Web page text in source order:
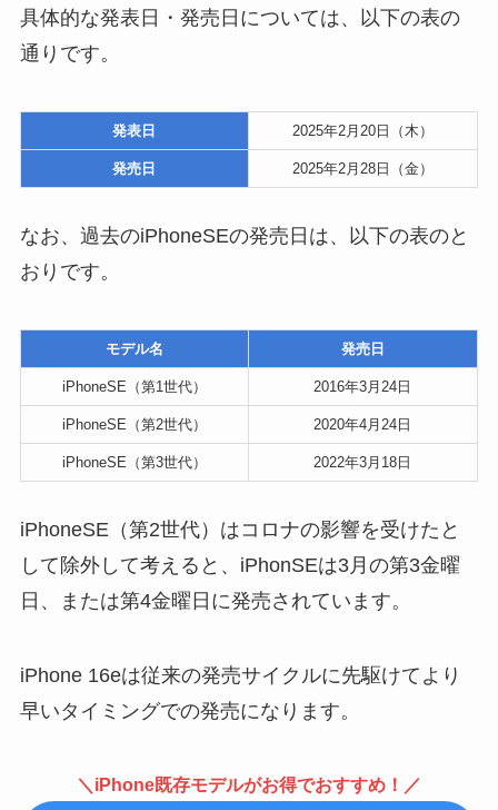
具体的な発表日・発売日については、以下の表の
通りです。
発表日 2025年2月20日（木）
発売日 2025年2月28日（金）
なお、過去のiPhoneSEの発売日は、以下の表のと
おりです。
モデル名 発売日
iPhoneSE（第1世代） 2016年3月24日
iPhoneSE（第2世代） 2020年4月24日
iPhoneSE（第3世代） 2022年3月18日
iPhoneSE（第2世代）はコロナの影響を受けたと
して除外して考えると、iPhonSEは3月の第3金曜
日、または第4金曜日に発売されています。
iPhone 16eは従来の発売サイクルに先駆けてより
早いタイミングでの発売になります。
＼iPhone既存モデルがお得でおすすめ！／